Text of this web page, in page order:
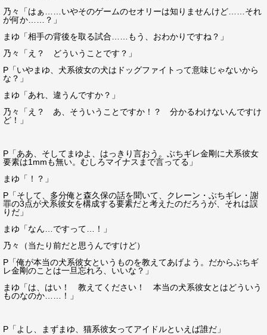
乃々「はぁ……いやそのゲームのセオリーは知りませんけど……それ
が何か……？」
まゆ「相手の背後を取る試合……もう、おわかりですね？」
乃々「え？ どういうことです？」
P「いやまゆ、犬系彼女の犬はドッグファイトって意味じゃないから
な？」
まゆ「あれ、違うんですか？」
乃々「え？ あ、そういうことですか！？ 分かるわけないんですけ
ど！」
P「ああ、そしてまゆよ、はっきり言おう。ぶちギレ金剛に犬系彼女
要素は1mmも無い。むしろマイナスまで言ってる」
まゆ「！？」
P「そして、多分俺と森久保の話を聞いて、クレーン・ぶちギレ・謝
罪の3点が犬系彼女を構成する要素だと考えたのだろうが、それは誤
りだ」
まゆ「なん…ですって…！」
乃々（当たり前だと思うんですけど）
P「俺が本当の犬系彼女というものを教えてあげよう。だからぶちギ
レ金剛のことは一旦忘れろ、いいな？」
まゆ「は、はい！ 教えてください！ 本当の犬系彼女とはどういう
ものなのか……！」
P「よし、まずまゆ、猫系彼女ってアイドルといえば誰だ」